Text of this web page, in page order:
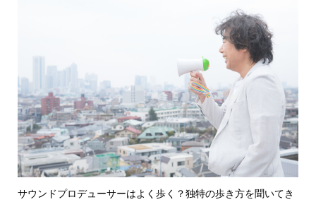
サウンドプロデューサーはよく歩く？独特の歩き方を聞いてき